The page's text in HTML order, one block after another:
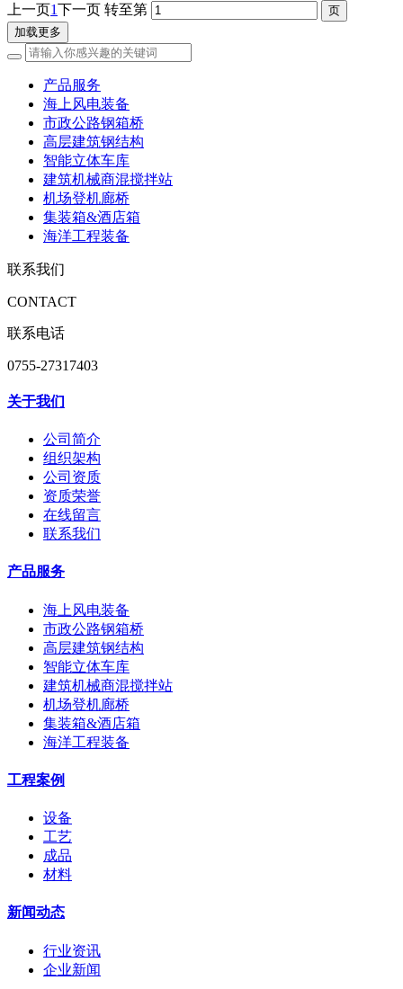
上一页1下一页 转至第
加载更多
产品服务
海上风电装备
市政公路钢箱桥
高层建筑钢结构
智能立体车库
建筑机械商混搅拌站
机场登机廊桥
集装箱&酒店箱
海洋工程装备
联系我们
CONTACT
联系电话
0755-27317403
关于我们
公司简介
组织架构
公司资质
资质荣誉
在线留言
联系我们
产品服务
海上风电装备
市政公路钢箱桥
高层建筑钢结构
智能立体车库
建筑机械商混搅拌站
机场登机廊桥
集装箱&酒店箱
海洋工程装备
工程案例
设备
工艺
成品
材料
新闻动态
行业资讯
企业新闻